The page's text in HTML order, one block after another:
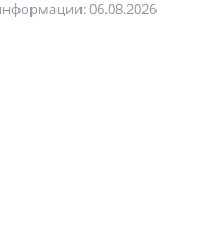
06.08.2026